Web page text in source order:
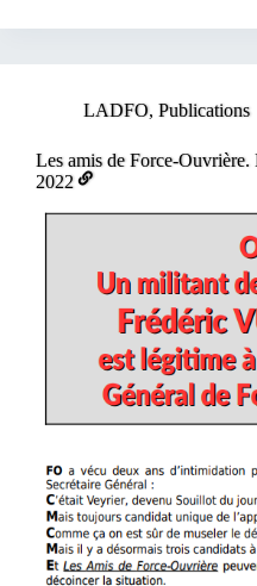
LADFO, Publications
Les amis de Force-
2022